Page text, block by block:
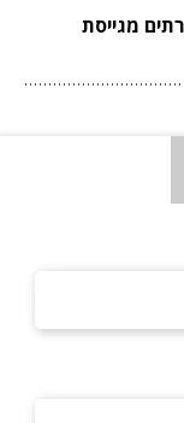
מגייסת